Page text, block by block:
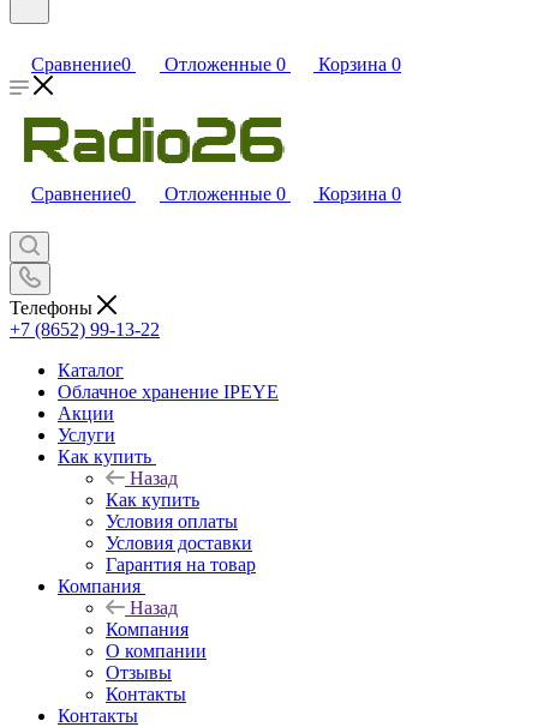
Сравнение0 Отложенные 0 Корзина 0
Сравнение0 Отложенные 0 Корзина 0
Телефоны
+7 (8652) 99-13-22
Каталог
Облачное хранение IPEYE
Акции
Услуги
Как купить
Назад
Как купить
Условия оплаты
Условия доставки
Гарантия на товар
Компания
Назад
Компания
О компании
Отзывы
Контакты
Контакты